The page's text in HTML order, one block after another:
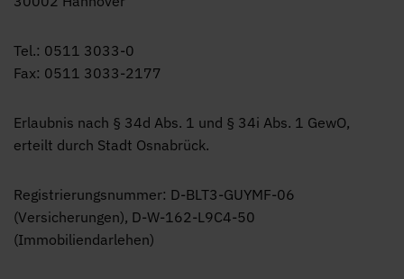
Tel.: 0511 3033-0
Fax: 0511 3033-2177
Erlaubnis nach § 34d Abs. 1 und § 34i Abs. 1 GewO,
erteilt durch Stadt Osnabrück.
Registrierungsnummer: D-BLT3-GUYMF-06
(Versicherungen), D-W-162-L9C4-50
(Immobiliendarlehen)